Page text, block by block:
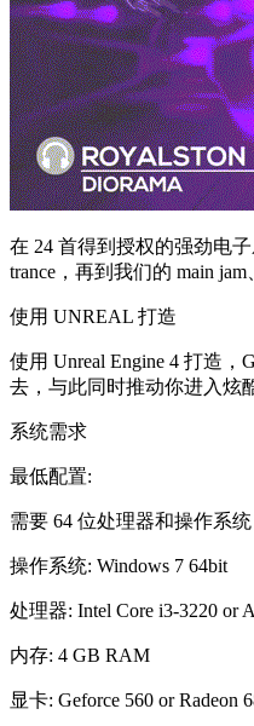
在 24 首得到授权的强劲电
trance，再到我们的 main jam
使用 UNREAL 打造
使用 Unreal Engine 4 打造
去，与此同时推动你进入炫
系统需求
最低配置:
需要 64 位处理器和操作系统
操作系统: Windows 7 64bit
处理器: Intel Core i3-3220 or
内存: 4 GB RAM
显卡: Geforce 560 or Radeon